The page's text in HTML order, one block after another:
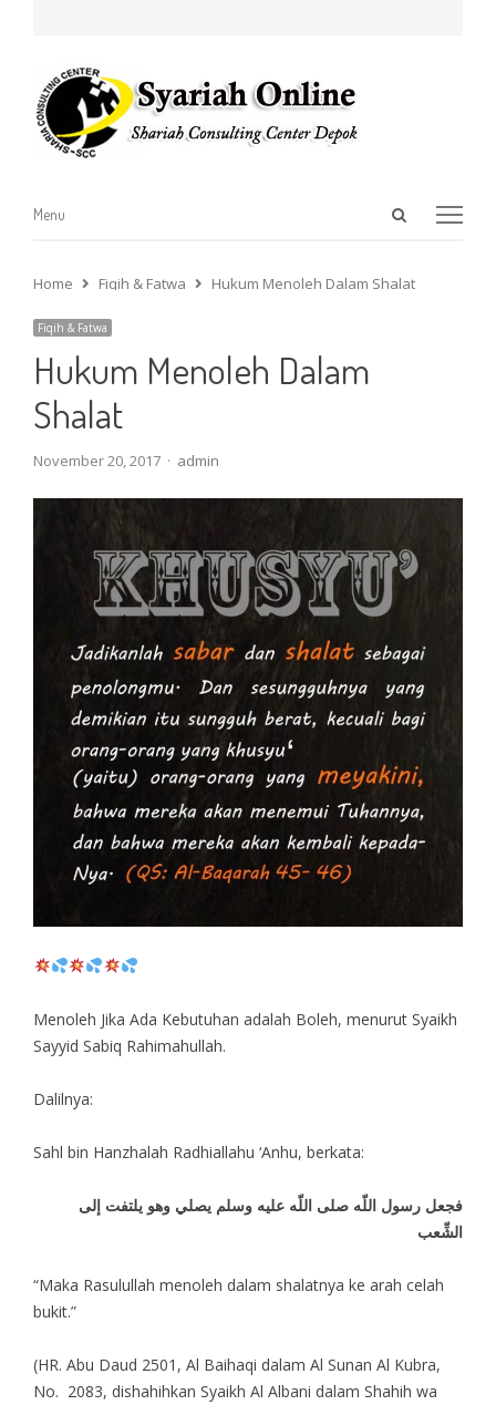
Open
Menu
Menu
Home Fiqih & Fatwa Hukum Menoleh Dalam Shalat
Fiqih & Fatwa
Hukum Menoleh Dalam
Shalat
November 20, 2017 Author
admin
Menoleh Jika Ada Kebutuhan adalah Boleh, menurut Syaikh
Sayyid Sabiq Rahimahullah.
Dalilnya:
Sahl bin Hanzhalah Radhiallahu ‘Anhu, berkata:
فجعل رسول اللّه صلى اللّه عليه وسلم يصلي وهو يلتفت إلى
الشِّعب
“Maka Rasulullah menoleh dalam shalatnya ke arah celah
bukit.”
(HR. Abu Daud 2501, Al Baihaqi dalam Al Sunan Al Kubra,
No. 2083, dishahihkan Syaikh Al Albani dalam Shahih wa